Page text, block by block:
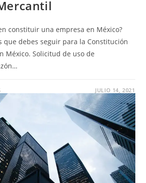
constituir una empresa en México?
que debes seguir para la Constitución
México. Solicitud de uso de
JULIO 14, 2021